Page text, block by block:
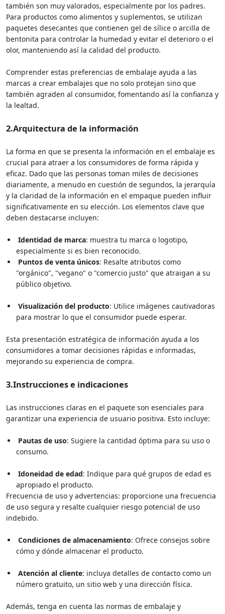
también son muy valorados, especialmente por los padres.
Para productos como alimentos y suplementos, se utilizan
paquetes desecantes que contienen gel de sílice o arcilla de
bentonita para controlar la humedad y evitar el deterioro o el
olor, manteniendo así la calidad del producto.
Comprender estas preferencias de embalaje ayuda a las
marcas a crear embalajes que no solo protejan sino que
también agraden al consumidor, fomentando así la confianza y
la lealtad.
2.Arquitectura de la información
La forma en que se presenta la información en el embalaje es
crucial para atraer a los consumidores de forma rápida y
eficaz. Dado que las personas toman miles de decisiones
diariamente, a menudo en cuestión de segundos, la jerarquía
y la claridad de la información en el empaque pueden influir
significativamente en su elección. Los elementos clave que
deben destacarse incluyen:
Identidad de marca: muestra tu marca o logotipo,
especialmente si es bien reconocido.
Puntos de venta únicos: Resalte atributos como
"orgánico", "vegano" o "comercio justo" que atraigan a su
público objetivo.
Visualización del producto: Utilice imágenes cautivadoras
para mostrar lo que el consumidor puede esperar.
Esta presentación estratégica de información ayuda a los
consumidores a tomar decisiones rápidas e informadas,
mejorando su experiencia de compra.
3.Instrucciones e indicaciones
Las instrucciones claras en el paquete son esenciales para
garantizar una experiencia de usuario positiva. Esto incluye:
Pautas de uso: Sugiere la cantidad óptima para su uso o
consumo.
Idoneidad de edad: Indique para qué grupos de edad es
apropiado el producto.
Frecuencia de uso y advertencias: proporcione una frecuencia
de uso segura y resalte cualquier riesgo potencial de uso
indebido.
Condiciones de almacenamiento: Ofrece consejos sobre
cómo y dónde almacenar el producto.
Atención al cliente: incluya detalles de contacto como un
número gratuito, un sitio web y una dirección física.
Además, tenga en cuenta las normas de embalaje y